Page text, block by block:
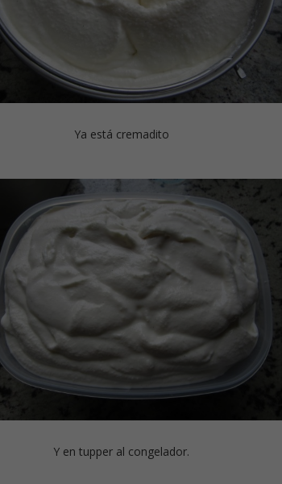
Ya está cremadito
Y en tupper al congelador.